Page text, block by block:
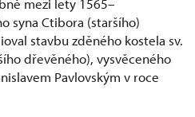
mezi lety 1565–
syna Ctibora (staršího)
stavbu zděného kostela sv.
dřevěného), vysvěceného
Pavlovským v roce